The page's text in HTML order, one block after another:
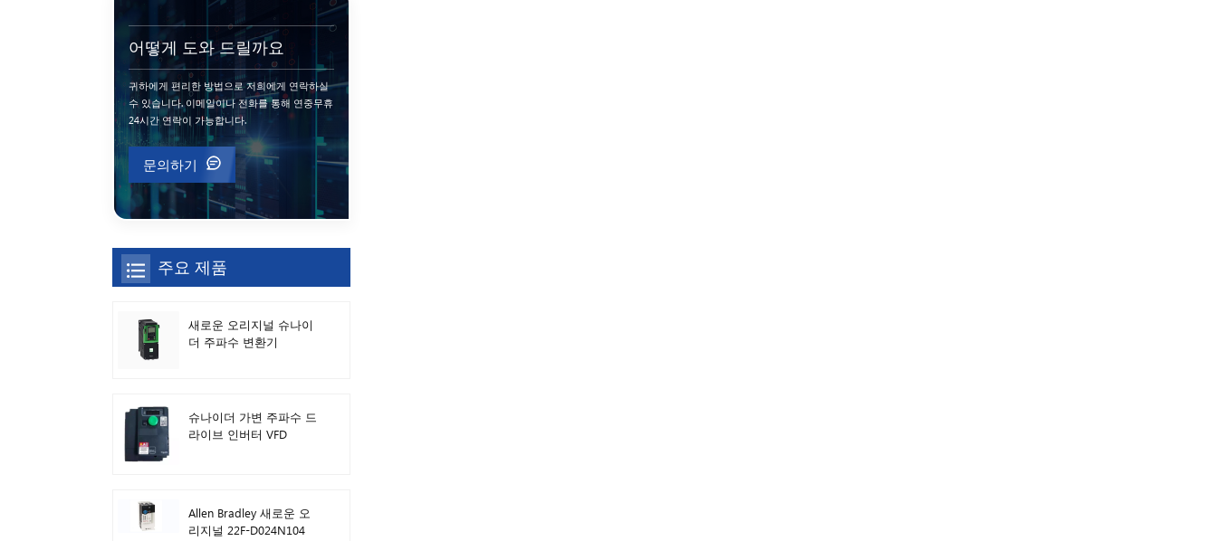
어떻게 도와 드릴까요
귀하에게 편리한 방법으로 저희에게 연락하실
수 있습니다. 이메일이나 전화를 통해 연중무휴
24시간 연락이 가능합니다.
문의하기
주요 제품
새로운 오리지널 슈나이
더 주파수 변환기
슈나이더 가변 주파수 드
라이브 인버터 VFD
Allen Bradley 새로운 오
리지널 22F-D024N104